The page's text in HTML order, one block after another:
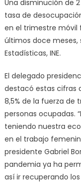
Una disminución de
tasa de
en el trimestre móvil
últimos doce meses,
Estadísticas, INE.
El delegado
destacó estas cifras
8,5% de la fuerza de
personas ocupadas.
teniendo nuestra
en el trabajo
presidente Gabriel
pandemia ya ha
así ir recuperando